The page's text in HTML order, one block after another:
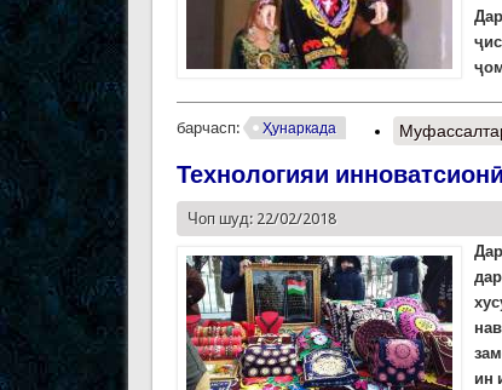
барчасп: Ҳунаркада
Технологияи
Чоп шуд: 22/02/2018
ин